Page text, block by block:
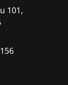
101,